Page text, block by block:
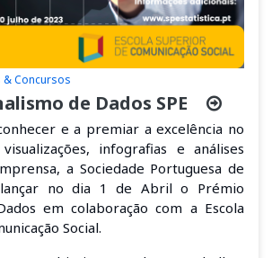
Concursos
de Dados SPE
ea premiar a excelência no
infografias e análises
a Sociedade Portuguesa de
lançar no dia 1 de Abril o Prémio
em colaboração com a Escola
Social.